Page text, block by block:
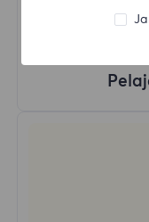
Negara Acak